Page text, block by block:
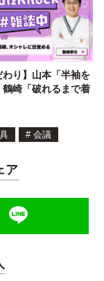
わり】山本「半袖を
崎「破れるまで着
# 会議
ア